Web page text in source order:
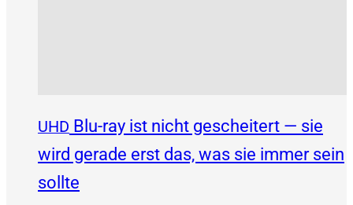
UHD Blu-ray ist nicht gescheitert — sie
wird gerade erst das, was sie immer sein
sollte